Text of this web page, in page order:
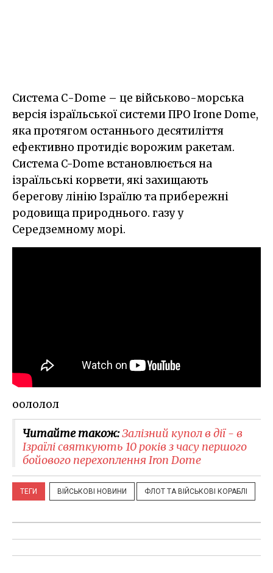
Система С-Dome – це військово-морська
версія ізраїльської системи ПРО Irone Dome,
яка протягом останнього десятиліття
ефективно протидіє ворожим ракетам.
Система C-Dome встановлюється на
ізраїльські корвети, які захищають
берегову лінію Ізраїлю та прибережні
родовища природнього. газу у
Середземному морі.
оололол
Читайте також:Залізний купол в дії - в
Ізраїлі святкують 10 років з часу першого
бойового перехоплення Iron Dome
ТЕГИ ВІЙСЬКОВІ НОВИНИ ФЛОТ ТА ВІЙСЬКОВІ КОРАБЛІ